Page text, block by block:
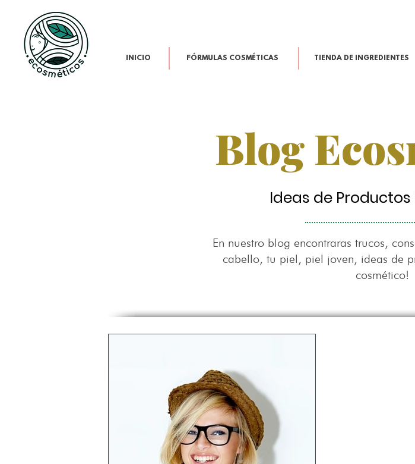
INICIO FÓRMULAS COSMÉTICAS TIENDA DE INGREDIENTES
Blog
Ideas de
En nuestro blog encontraras trucos,
cabello, tu piel, piel joven, ideas de
cosmético!